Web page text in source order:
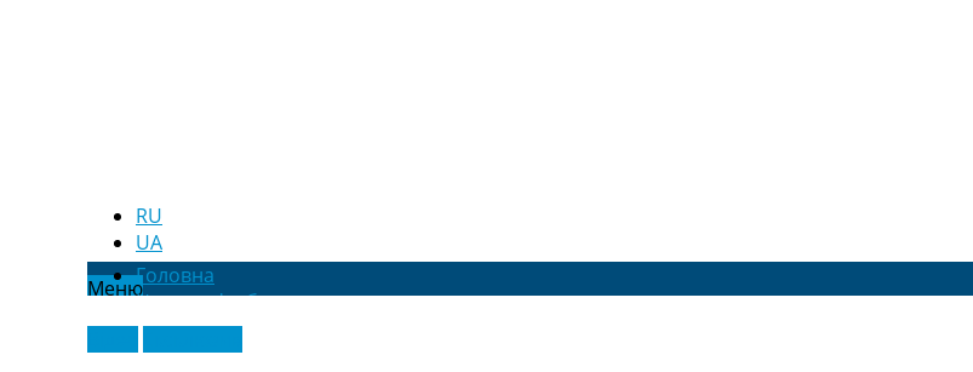
RU
UA
МенюГоловна
Новини футболу
Відео
Новини футболу України